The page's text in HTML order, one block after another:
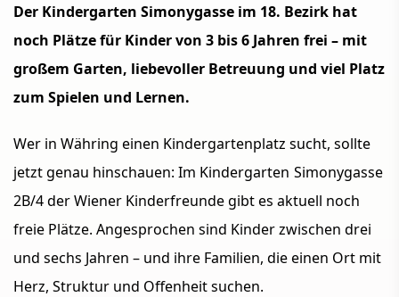
Der Kindergarten Simonygasse im 18. Bezirk hat
noch Plätze für Kinder von 3 bis 6 Jahren frei – mit
großem Garten, liebevoller Betreuung und viel Platz
zum Spielen und Lernen.
Wer in Währing einen Kindergartenplatz sucht, sollte
jetzt genau hinschauen: Im Kindergarten Simonygasse
2B/4derWiener Kinderfreundegibt es aktuell noch
freie Plätze. Angesprochen sind Kinder zwischen drei
und sechs Jahren – und ihre Familien, die einen Ort mit
Herz, Struktur und Offenheit suchen.